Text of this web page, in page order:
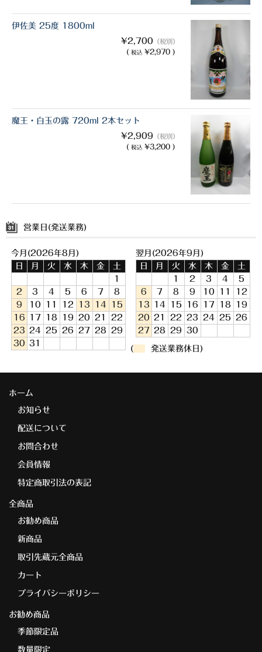
伊佐美 25度 1800ml
¥2,700 （税別）
( 税込 ¥2,970 )
魔王・白玉の露 720ml 2本セット
¥2,909 （税別）
( 税込 ¥3,200 )
営業日(発送業務)
今月(2026年8月)
日
月 火 水 木 金
土
1
2
3 4 5 6 7
8
9
10 11 12 13 14
15
16
17 18 19 20 21
22
23 24 25 26 27 28
29
30 31
翌月(2026年9月)
日
月 火 水 木 金
土
1
2 3 4
5
6
7 8 9 10 11
12
13
14 15 16 17 18
19
20 21 22 23 24 25
26
27 28 29 30
( 発送業務休日)
ホーム
お知らせ
配送について
お問合わせ
会員情報
特定商取引法の表記
全商品
お勧め商品
新商品
取引先蔵元全商品
カート
プライバシーポリシー
お勧め商品
季節限定品
数量限定